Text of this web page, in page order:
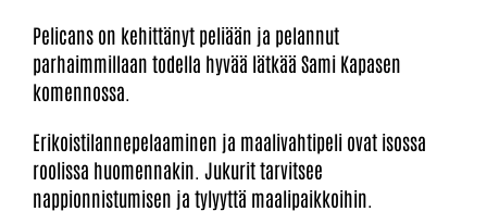
Pelicans on kehittänyt peliään ja pelannut
parhaimmillaan todella hyvää lätkää Sami Kapasen
komennossa.
Erikoistilannepelaaminen ja maalivahtipeli ovat isossa
roolissa huomennakin. Jukurit tarvitsee
nappionnistumisen ja tylyyttä maalipaikkoihin.